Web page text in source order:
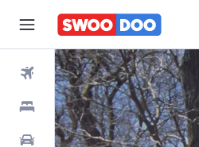
Flüge
Hotels
Mietwagen